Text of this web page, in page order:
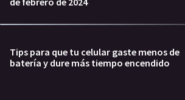
Tips para que tu celular gaste menos de
batería y dure más tiempo encendido